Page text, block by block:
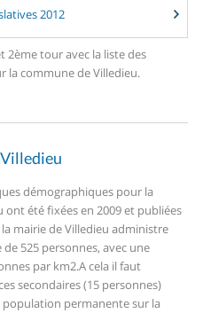
2012
2ème tour avec la liste des
la commune de Villedieu.
démographiques pour la
ont été fixées en 2009 et publiées
mairie de Villedieu administre
525 personnes, avec une
par km2.A cela il faut
secondaires (15 personnes)
permanente sur la